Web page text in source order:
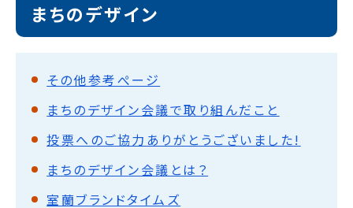
まちのデザイン
その他参考ぺージ
まちのデザイン会議で取り組んだこと
投票へのご協力ありがとうございました!
まちのデザイン会議とは？
室蘭ブランドタイムズ